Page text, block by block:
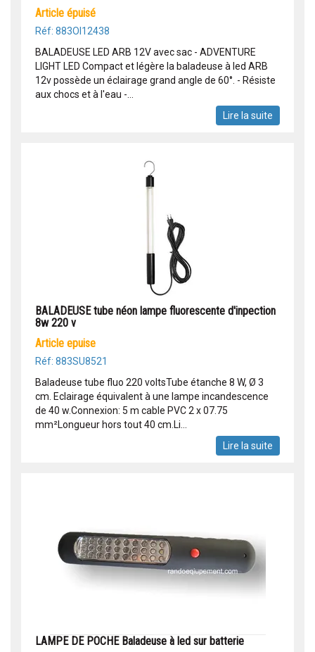
article épuisé
Réf: 883OI12438
BALADEUSE LED ARB 12V avec sac - ADVENTURE
LIGHT LED Compact et légère la baladeuse à led ARB
12v possède un éclairage grand angle de 60°. - Résiste
aux chocs et à l'eau -...
Lire la suite
BALADEUSE tube néon lampe fluorescente d'inpection
8w 220 v
article epuise
Réf: 883SU8521
Baladeuse tube fluo 220 voltsTube étanche 8 W, Ø 3
cm. Eclairage équivalent à une lampe incandescence
de 40 w.Connexion: 5 m cable PVC 2 x 07.75
mm²Longueur hors tout 40 cm.Li...
Lire la suite
LAMPE DE POCHE Baladeuse à led sur batterie